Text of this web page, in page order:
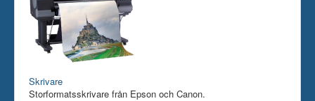
Skrivare
Storformatsskrivare från Epson och Canon.